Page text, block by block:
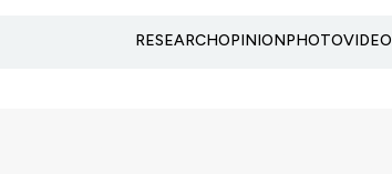
RESEARCHOPINIONPHOTOVIDEO